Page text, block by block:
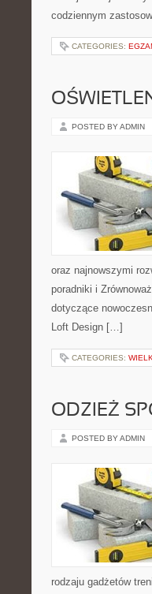
codziennym
CATEGORIES:
POSTED BY ADMIN
oraz najnowszymi
poradniki i
dotyczące
Loft Design […]
CATEGORIES:
ODZIEŻ
POSTED BY ADMIN
rodzaju gadżetów